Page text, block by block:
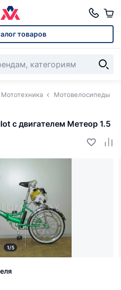
товаров
Мототехника
Мотовелосипеды
с двигателем Метеор 1.5
1/5